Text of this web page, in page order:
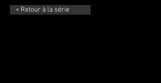
< Retour à la série